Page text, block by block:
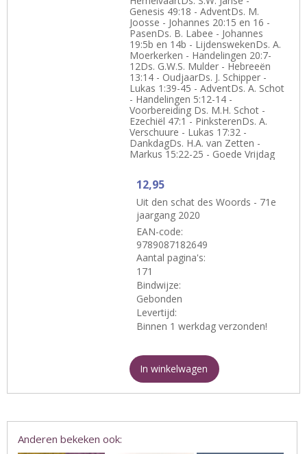
Genesis 49:18 - AdventDs. M.
Joosse - Johannes 20:15 en 16 -
PasenDs. B. Labee - Johannes
19:5b en 14b - LijdenswekenDs. A.
Moerkerken - Handelingen 20:7-
12Ds. G.W.S. Mulder - Hebreeën
13:14 - OudjaarDs. J. Schipper -
Lukas 1:39-45 - AdventDs. A. Schot
- Handelingen 5:12-14 -
Voorbereiding Ds. M.H. Schot -
Ezechiël 47:1 - PinksterenDs. A.
Verschuure - Lukas 17:32 -
DankdagDs. H.A. van Zetten -
Markus 15:22-25 - Goede Vrijdag
12,95
Uit den schat des Woords - 71e
jaargang 2020
EAN-code:
9789087182649
Aantal pagina's:
171
Bindwijze:
Gebonden
Levertijd:
Binnen 1 werkdag verzonden!
In winkelwagen
Anderen bekeken ook: